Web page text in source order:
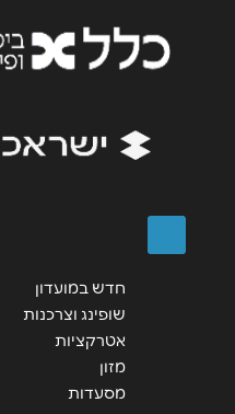
הודעה
חדש במועדון
שופינג וצרכנות
אטרקציות
מזון
מסעדות